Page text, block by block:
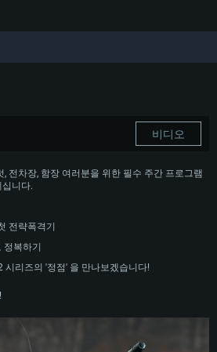
MAC
비디오
전차장, 함장 여러분을 위한 필수 주간 프로그램
니다.
전략폭격기
복하기
시리즈의 '정점' 을 만나보겠습니다!